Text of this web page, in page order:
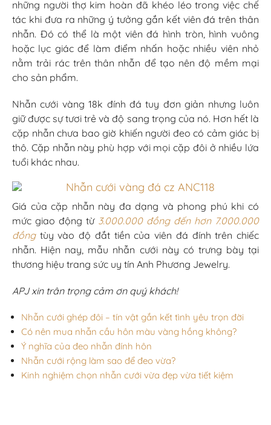
những người thợ kim hoàn đã khéo léo trong việc chế
tác khi đưa ra những ý tưởng gắn kết viên đá trên thân
nhẫn. Đó có thể là một viên đá hình tròn, hình vuông
hoặc lục giác để làm điểm nhấn hoặc nhiều viên nhỏ
nằm trải rác trên thân nhẫn để tạo nên độ mềm mại
cho sản phẩm.
Nhẫn cưới vàng 18k đính đá tuy đơn giản nhưng luôn
giữ được sự tươi trẻ và độ sang trọng của nó. Hơn hết là
cặp nhẫn chưa bao giờ khiến người đeo có cảm giác bị
thô. Cặp nhẫn này phù hợp với mọi cặp đôi ở nhiều lứa
tuổi khác nhau.
Giá của cặp nhẫn này đa dạng và phong phú khi có
mức giao động từ 3.000.000 đồng đến hơn 7.000.000
đồngtùy vào độ đắt tiền của viên đá đính trên chiếc
nhẫn. Hiện nay, mẫu nhẫn cưới này có trưng bày tại
thương hiệu trang sức uy tín Anh Phương Jewelry.
APJ xin trân trọng cảm ơn quý khách!
Nhẫn cưới ghép đôi – tín vật gắn kết tình yêu trọn đời
Có nên mua nhẫn cầu hôn màu vàng hồng không?
Ý nghĩa của đeo nhẫn đính hôn
Nhẫn cưới rộng làm sao để đeo vừa?
Kinh nghiệm chọn nhẫn cưới vừa đẹp vừa tiết kiệm